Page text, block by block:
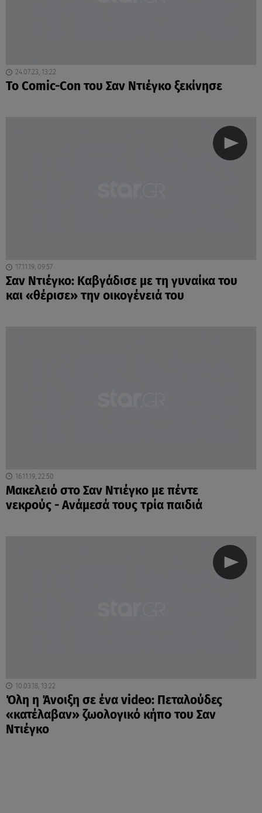
24.07.23, 13:22
Το Comic-Con του Σαν Ντιέγκο ξεκίνησε
17.11.19, 09:57
Σαν Ντιέγκο: Καβγάδισε με τη γυναίκα του
και «θέρισε» την οικογένειά του
16.11.19, 22:50
Μακελειό στο Σαν Ντιέγκο με πέντε
νεκρούς - Ανάμεσά τους τρία παιδιά
10.03.18, 13:22
Όλη η Άνοιξη σε ένα video: Πεταλούδες
«κατέλαβαν» ζωολογικό κήπο του Σαν
Ντιέγκο